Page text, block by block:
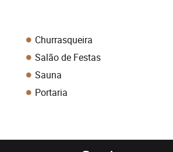
Churrasqueira
Salão de Festas
Sauna
Portaria